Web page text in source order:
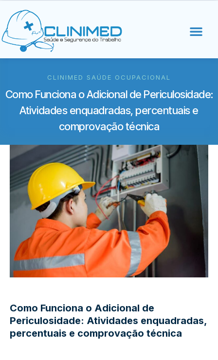
CLINIMED SAÚDE OCUPACIONAL
Como Funciona o Adicional de Periculosidade:
Atividades enquadradas, percentuais e
comprovação técnica
Como Funciona o Adicional de
Periculosidade: Atividades enquadradas,
percentuais e comprovação técnica